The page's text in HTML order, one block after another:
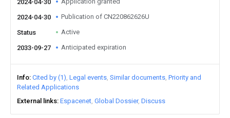
2024-04-30
2024-04-30 Publication of CN220862626U
Status Active
2033-09-27 Anticipated expiration
Info Cited by (1) Legal events Similar documents Priority and
Related Applications
External links Espacenet Global Dossier Discuss